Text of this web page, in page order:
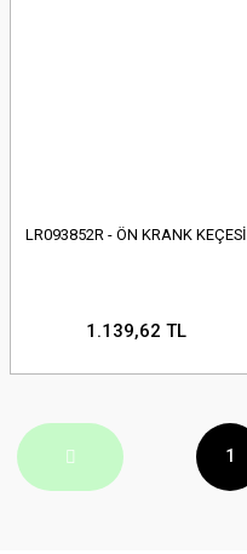
LR093852R - ÖN KRANK KEÇESİ
1.139,62 TL
1